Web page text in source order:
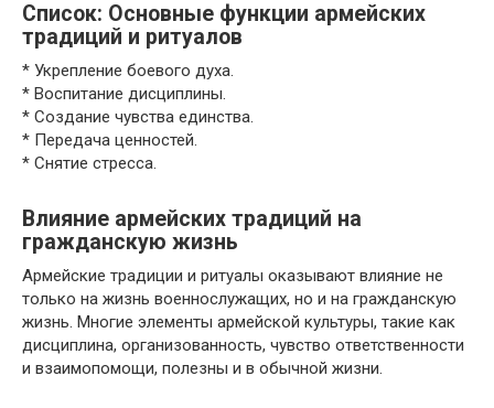
Список: Основные функции армейских
традиций и ритуалов
* Укрепление боевого духа.
* Воспитание дисциплины.
* Создание чувства единства.
* Передача ценностей.
* Снятие стресса.
Влияние армейских традиций на
гражданскую жизнь
Армейские традиции и ритуалы оказывают влияние не
только на жизнь военнослужащих, но и на гражданскую
жизнь. Многие элементы армейской культуры, такие как
дисциплина, организованность, чувство ответственности
и взаимопомощи, полезны и в обычной жизни.